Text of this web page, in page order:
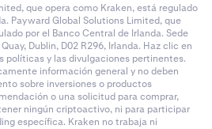
que opera como Kraken, está regulado
Payward Global Solutions Limited, que
por el Banco Central de Irlanda. Sede
Dublin, D02 R296, Irlanda. Haz clic en
políticas y las divulgaciones pertinentes.
información general y no deben
sobre inversiones o productos
o una solicitud para comprar,
ningún criptoactivo, ni para participar
específica. Kraken no trabaja ni